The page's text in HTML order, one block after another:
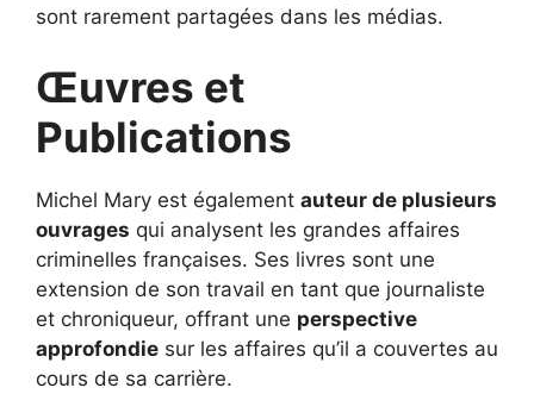
sont rarement partagées dans les médias.
Œuvres et
Publications
Michel Mary est également auteur de plusieurs
ouvrages qui analysent les grandes affaires
criminelles françaises. Ses livres sont une
extension de son travail en tant que journaliste
et chroniqueur, offrant une perspective
approfondie sur les affaires qu’il a couvertes au
cours de sa carrière.